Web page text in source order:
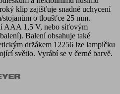
klip zajišťuje snadné uchycení
o tloušťce 25 mm.
AAA 1,5 V, nebo síťovým
Balení obsahuje také
držákem 12256 lze lampičku
světlo. Vyrábí se v černé barvě.